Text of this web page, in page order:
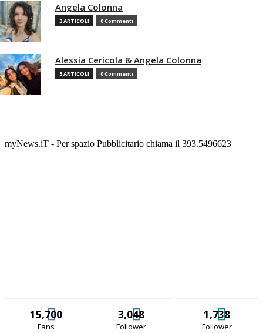
Angela Colonna
3 ARTICOLI 0 Commenti
Alessia Cericola & Angela Colonna
3 ARTICOLI 0 Commenti
myNews.iT - Per spazio Pubblicitario chiama il 393.5496623
15,700
Fans
3,048
Follower
1,738
Follower